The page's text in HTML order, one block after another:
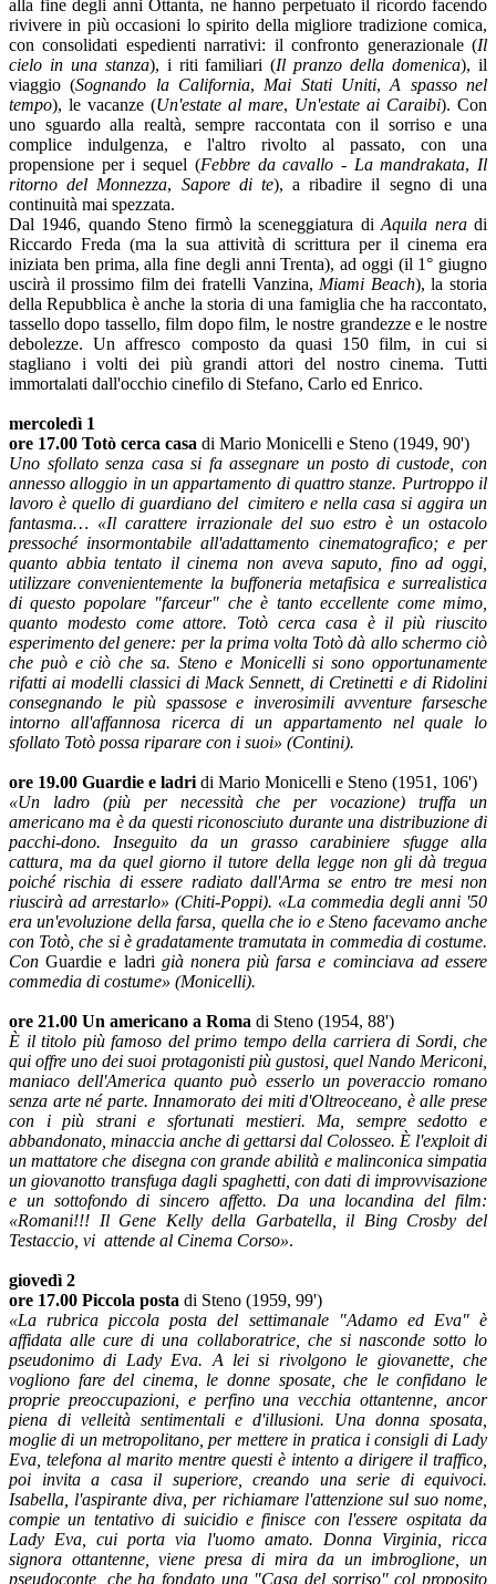
alla fine degli anni Ottanta, ne hanno perpetuato il ricordo facendo
rivivere in più occasioni lo spirito della migliore tradizione comica,
con consolidati espedienti narrativi: il confronto generazionale (Il
cielo in una stanza), i riti familiari (Il pranzo della domenica), il
viaggio (Sognando la California, Mai Stati Uniti,A spasso nel
tempo), le vacanze (Un'estate al mare, Un'estate ai Caraibi). Con
uno sguardo alla realtà, sempre raccontata con il sorriso e una
complice indulgenza, e l'altro rivolto al passato, con una
propensione per i sequel (Febbre da cavallo - La mandrakata, Il
ritorno del Monnezza, Sapore di te), a ribadire il segno di una
continuità mai spezzata.
Dal 1946, quando Steno firmò la sceneggiatura diAquila neradi
Riccardo Freda (ma la sua attività di scrittura per il cinema era
iniziata ben prima, alla fine degli anni Trenta), ad oggi (il 1° giugno
uscirà il prossimo film dei fratelli Vanzina, Miami Beach), la storia
della Repubblica è anche la storia di una famiglia che ha raccontato,
tassello dopo tassello, film dopo film, le nostre grandezze e le nostre
debolezze. Un affresco composto da quasi 150 film, in cui si
stagliano i volti dei più grandi attori del nostro cinema. Tutti
immortalati dall'occhio cinefilo di Stefano, Carlo ed Enrico.
mercoledì 1
ore 17.00 Totò cerca casa di Mario Monicelli e Steno (1949, 90')
Uno sfollato senza casa si fa assegnare un posto di custode, con
annesso alloggio in un appartamento di quattro stanze. Purtroppo il
lavoro è quello di guardiano del cimitero e nella casa si aggira un
fantasma… «Il carattere irrazionale del suo estro è un ostacolo
pressoché insormontabile all'adattamento cinematografico; e per
quanto abbia tentato il cinema non aveva saputo, fino ad oggi,
utilizzare convenientemente la buffoneria metafisica e surrealistica
di questo popolare "farceur" che è tanto eccellente come mimo,
quanto modesto come attore. Totò cerca casa è il più riuscito
esperimento del genere: per la prima volta Totò dà allo schermo ciò
che può e ciò che sa. Steno e Monicelli si sono opportunamente
rifatti ai modelli classici di Mack Sennett, di Cretinetti e di Ridolini
consegnando le più spassose e inverosimili avventure farsesche
intorno all'affannosa ricerca di un appartamento nel quale lo
sfollato Totò possa riparare con i suoi» (Contini).
ore 19.00 Guardie e ladri di Mario Monicelli e Steno (1951, 106')
«Un ladro (più per necessità che per vocazione) truffa un
americano ma è da questi riconosciuto durante una distribuzione di
pacchi-dono. Inseguito da un grasso carabiniere sfugge alla
cattura, ma da quel giorno il tutore della legge non gli dà tregua
poiché rischia di essere radiato dall'Arma se entro tre mesi non
riuscirà ad arrestarlo» (Chiti-Poppi). «La commedia degli anni '50
era un'evoluzione della farsa, quella che io e Steno facevamo anche
con Totò, che si è gradatamente tramutata in commedia di costume.
Con Guardie e ladri già nonera più farsa e cominciava ad essere
commedia di costume» (Monicelli).
ore 21.00 Un americano a Roma di Steno (1954, 88')
È il titolo più famoso del primo tempo della carriera di Sordi, che
qui offre uno dei suoi protagonisti più gustosi, quel Nando Mericoni,
maniaco dell'America quanto può esserlo un poveraccio romano
senza arte né parte. Innamorato dei miti d'Oltreoceano, è alle prese
con i più strani e sfortunati mestieri. Ma, sempre sedotto e
abbandonato, minaccia anche di gettarsi dal Colosseo. È l'exploit di
un mattatore che disegna con grande abilità e malinconica simpatia
un giovanotto transfuga dagli spaghetti, con dati di improvvisazione
e un sottofondo di sincero affetto. Da una locandina del film:
«Romani!!! Il Gene Kelly della Garbatella, il Bing Crosby del
Testaccio, vi attende al Cinema Corso».
giovedì 2
ore 17.00 Piccola posta di Steno (1959, 99')
«La rubrica piccola posta del settimanale "Adamo ed Eva" è
affidata alle cure di una collaboratrice, che si nasconde sotto lo
pseudonimo di Lady Eva. A lei si rivolgono le giovanette, che
vogliono fare del cinema, le donne sposate, che le confidano le
proprie preoccupazioni, e perfino una vecchia ottantenne, ancor
piena di velleità sentimentali e d'illusioni. Una donna sposata,
moglie di un metropolitano, per mettere in pratica i consigli di Lady
Eva, telefona al marito mentre questi è intento a dirigere il traffico,
poi invita a casa il superiore, creando una serie di equivoci.
Isabella, l'aspirante diva, per richiamare l'attenzione sul suo nome,
compie un tentativo di suicidio e finisce con l'essere ospitata da
Lady Eva, cui porta via l'uomo amato. Donna Virginia, ricca
signora ottantenne, viene presa di mira da un imbroglione, un
pseudoconte, che ha fondato una "Casa del sorriso" col proposito